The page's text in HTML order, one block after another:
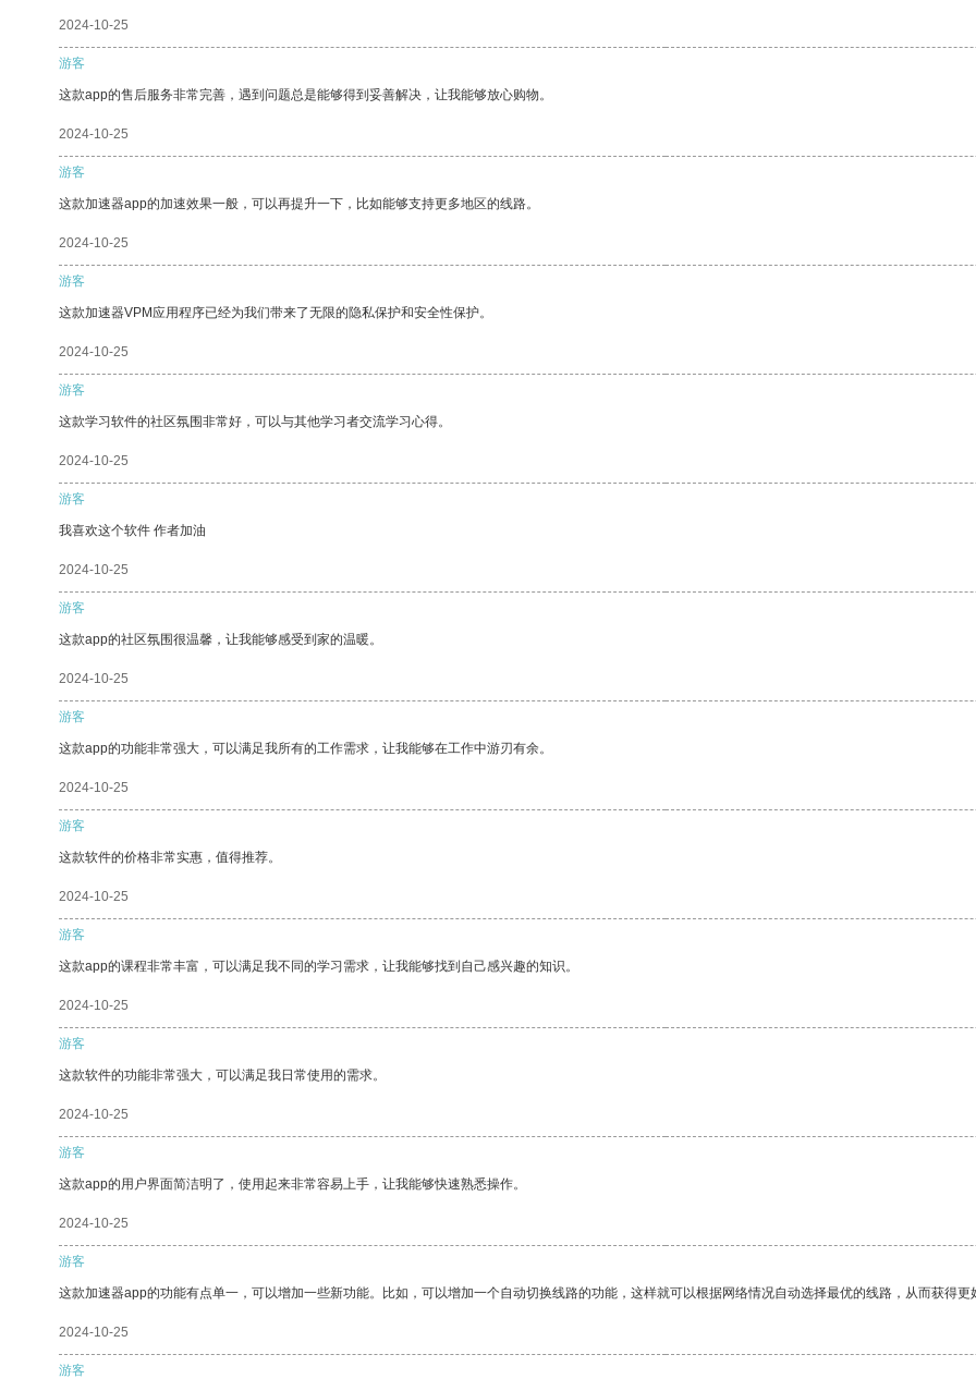
2024-10-25
游客
这款app的售后服务非常完善，遇到问题总是能够得到妥善解决，让我能够放心购物。
2024-10-25
游客
这款加速器app的加速效果一般，可以再提升一下，比如能够支持更多地区的线路。
2024-10-25
游客
这款加速器VPM应用程序已经为我们带来了无限的隐私保护和安全性保护。
2024-10-25
游客
这款学习软件的社区氛围非常好，可以与其他学习者交流学习心得。
2024-10-25
游客
我喜欢这个软件 作者加油
2024-10-25
游客
这款app的社区氛围很温馨，让我能够感受到家的温暖。
2024-10-25
游客
这款app的功能非常强大，可以满足我所有的工作需求，让我能够在工作中游刃有余。
2024-10-25
游客
这款软件的价格非常实惠，值得推荐。
2024-10-25
游客
这款app的课程非常丰富，可以满足我不同的学习需求，让我能够找到自己感兴趣的知识。
2024-10-25
游客
这款软件的功能非常强大，可以满足我日常使用的需求。
2024-10-25
游客
这款app的用户界面简洁明了，使用起来非常容易上手，让我能够快速熟悉操作。
2024-10-25
游客
这款加速器app的功能有点单一，可以增加一些新功能。比如，可以增加一个自动切换线路的功能，这样就可以根据网络情况自动选择最优的线路，从而获得更
2024-10-25
游客